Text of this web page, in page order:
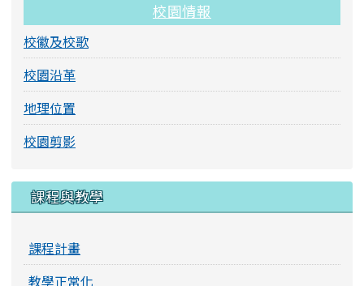
校園情報
校徽及校歌
校園沿革
地理位置
校園剪影
課程與教學
課程計畫
教學正常化